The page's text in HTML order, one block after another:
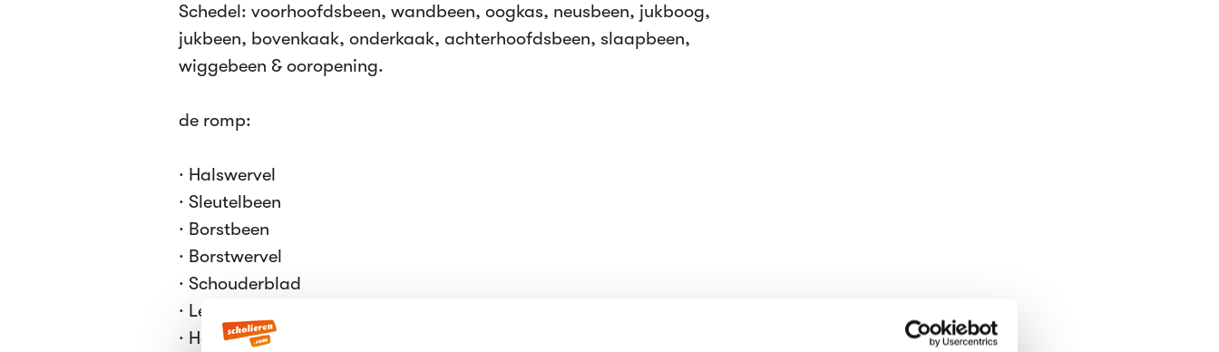
Schedel: voorhoofdsbeen, wandbeen, oogkas, neusbeen, jukboog,
jukbeen, bovenkaak, onderkaak, achterhoofdsbeen, slaapbeen,
wiggebeen & ooropening.
de romp:
· Halswervel
· Sleutelbeen
· Borstbeen
· Borstwervel
· Schouderblad
· Lendenwervel
· Heupbeen